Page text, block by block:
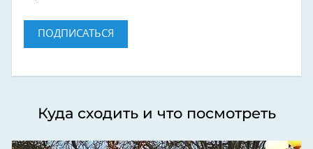
ПОДПИСАТЬСЯ
Куда сходить и что посмотреть